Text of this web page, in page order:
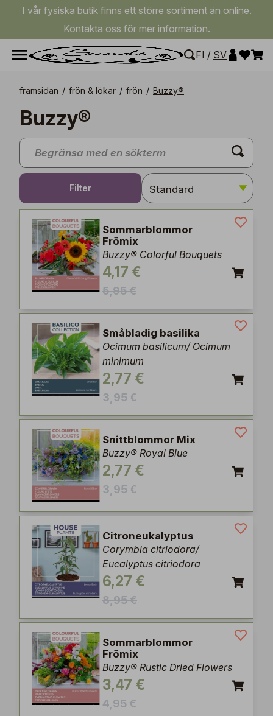
I vår fysiska butik finns ett större sortiment än online.
Kontakta oss för mer information.
FI / SV
framsidan / frön & lökar / frön / Buzzy®
Buzzy®
Filter
Sommarblommor
Frömix
Buzzy® Colorful Bouquets
4,17 €
5,95 €
Småbladig basilika
Ocimum basilicum/ Ocimum
minimum
2,77 €
3,95 €
Snittblommor Mix
Buzzy® Royal Blue
2,77 €
3,95 €
Citroneukalyptus
Corymbia citriodora/
Eucalyptus citriodora
6,27 €
8,95 €
Sommarblommor
Frömix
Buzzy® Rustic Dried Flowers
3,47 €
4,95 €